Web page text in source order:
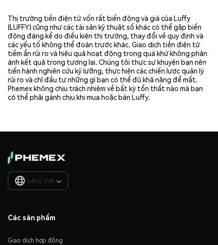
Thị trường tiền điện tử vốn rất biến động và giá của Luffy
(LUFFY) cũng như các tài sản kỹ thuật số khác có thể gặp biến
động đáng kể do điều kiện thị trường, thay đổi về quy định và
các yếu tố không thể đoán trước khác. Giao dịch tiền điện tử
tiềm ẩn rủi ro và hiệu quả hoạt động trong quá khứ không phản
ánh kết quả trong tương lai. Chúng tôi thực sự khuyên bạn nên
tiến hành nghiên cứu kỹ lưỡng, thực hiện các chiến lược quản lý
rủi ro và chỉ đầu tư những gì bạn có thể đủ khả năng để mất.
Phemex không chịu trách nhiệm về bất kỳ tổn thất nào mà bạn
có thể phải gánh chịu khi mua hoặc bán Luffy.
tiếng Việt 
Các sản phẩm
Giao dịch hợp đồng